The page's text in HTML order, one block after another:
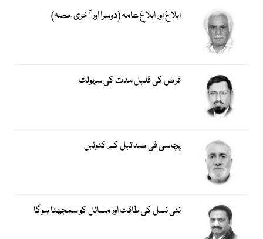
ابلاغ اور ابلاغِ عامہ (دوسرا اور آخری حصہ)
قرض کی قلیل مدت کی سہولت
پچاسی فی صد تیل کے کنوئیں
نئی نسل کی طاقت اور مسائل کو سمجھنا ہوگا